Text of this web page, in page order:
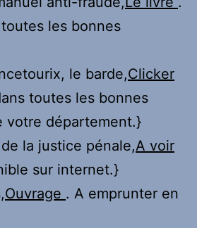
les bonnes
le barde,Clicker
toutes les bonnes
votre département.}
la justice pénale,A voir
sur internet.}
Ouvrage . A emprunter en